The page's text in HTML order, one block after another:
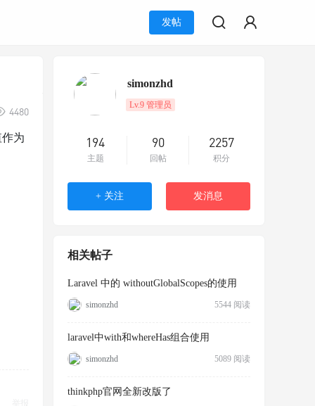
发帖
4480
为
simonzhd
Lv.9 管理员
194
主题
90
回帖
2257
积分
+ 关注 发消息
相关帖子
Laravel 中的 withoutGlobalScopes的使用
5544 阅读
simonzhd
laravel中with和whereHas组合使用
5089 阅读
simonzhd
thinkphp官网全新改版了